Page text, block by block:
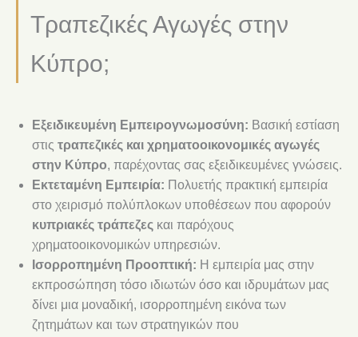
Τραπεζικές Αγωγές στην
Κύπρο;
Εξειδικευμένη Εμπειρογνωμοσύνη: Βασική εστίαση
στις τραπεζικές και χρηματοοικονομικές αγωγές
στην Κύπρο, παρέχοντας σας εξειδικευμένες γνώσεις.
Εκτεταμένη Εμπειρία: Πολυετής πρακτική εμπειρία
στο χειρισμό πολύπλοκων υποθέσεων που αφορούν
κυπριακές τράπεζες και παρόχους
χρηματοοικονομικών υπηρεσιών.
Ισορροπημένη Προοπτική: Η εμπειρία μας στην
εκπροσώπηση τόσο ιδιωτών όσο και ιδρυμάτων μας
δίνει μια μοναδική, ισορροπημένη εικόνα των
ζητημάτων και των στρατηγικών που